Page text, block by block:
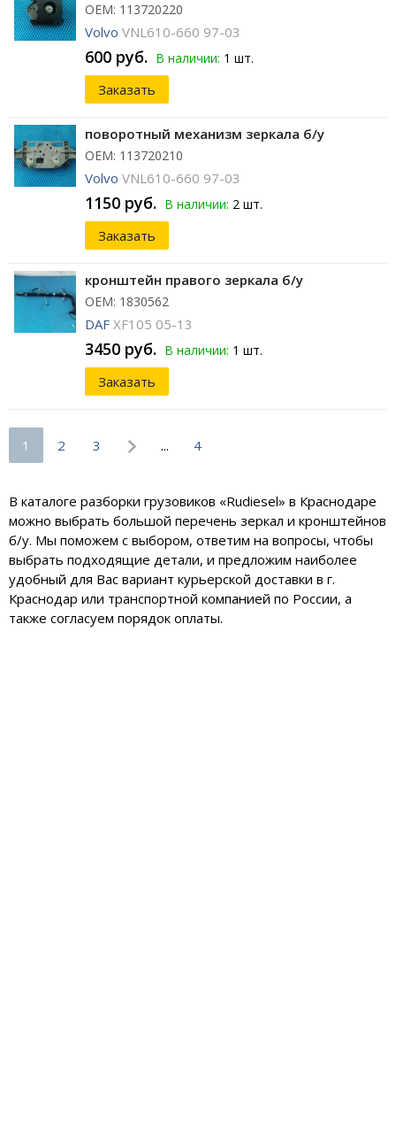
ОЕМ: 113720220
Volvo VNL610-660 97-03
600 руб. В наличии: 1 шт.
Заказать
поворотный механизм зеркала б/у
ОЕМ: 113720210
Volvo VNL610-660 97-03
1150 руб. В наличии: 2 шт.
Заказать
кронштейн правого зеркала б/у
ОЕМ: 1830562
DAF XF105 05-13
3450 руб. В наличии: 1 шт.
Заказать
1 2 3 ... 4
В каталоге разборки грузовиков «Rudiesel» в Краснодаре
можно выбрать большой перечень зеркал и кронштейнов
б/у. Мы поможем с выбором, ответим на вопросы, чтобы
выбрать подходящие детали, и предложим наиболее
удобный для Вас вариант курьерской доставки в г.
Краснодар или транспортной компанией по России, а
также согласуем порядок оплаты.